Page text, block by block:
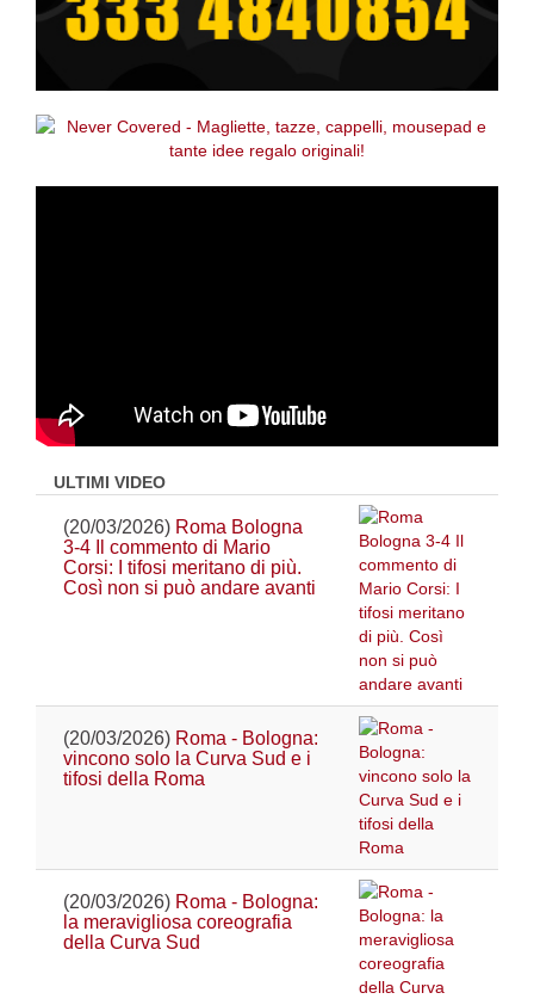
ULTIMI VIDEO
(20/03/2026) Roma Bologna
3-4 Il commento di Mario
Corsi: I tifosi meritano di più.
Così non si può andare avanti
(20/03/2026) Roma - Bologna:
vincono solo la Curva Sud e i
tifosi della Roma
(20/03/2026) Roma - Bologna:
la meravigliosa coreografia
della Curva Sud